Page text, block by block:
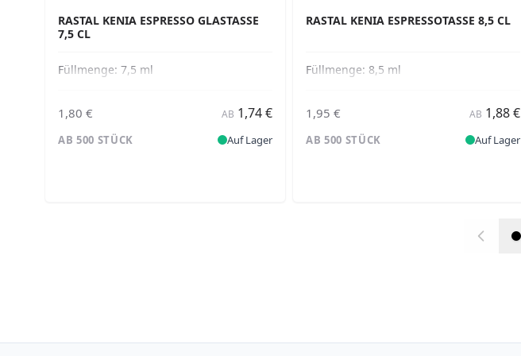
RASTAL KENIA ESPRESSO GLASTASSE
7,5 CL
Füllmenge: 7,5 ml
1,80 € AB 1,74 €
AB 500 STÜCK Auf Lager
RASTAL KENIA ESPRESSOTASSE 8,5 CL
Füllmenge: 8,5 ml
1,95 € AB 1,88 €
AB 500 STÜCK Auf Lager